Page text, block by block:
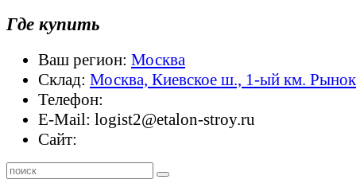
Где купить
Ваш регион: Москва
Склад: Москва, Киевское ш., 1-ый км.
Телефон:
E-Mail: logist2@etalon-stroy.ru
Сайт: